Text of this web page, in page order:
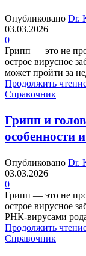
Опубликовано Dr.
03.03.2026
0
Грипп — это не
острое вирусное
может пройти за
Продолжить
Справочник
Грипп и
особенности
Опубликовано Dr.
03.03.2026
0
Грипп — это не
острое вирусное
РНК-вирусами
Продолжить
Справочник